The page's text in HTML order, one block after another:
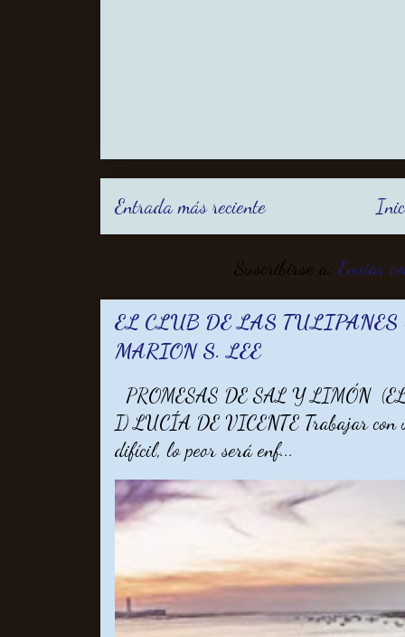
Entrada más reciente
Suscribirse a:Enviar
EL CLUB DE LAS
MARION S. LEE
PROMESAS DE SAL Y LIMÓN
I) LUCÍA DE VICENTE Trabajar con
difícil, lo peor será enf...